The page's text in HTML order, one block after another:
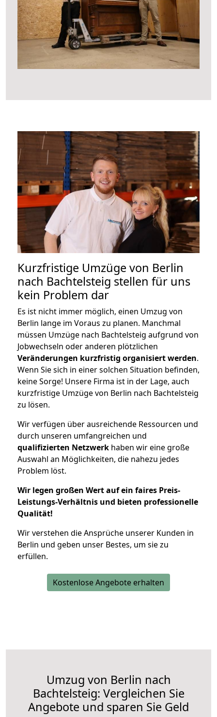
Kurzfristige Umzüge von Berlin
nach Bachtelsteig stellen für uns
kein Problem dar
Es ist nicht immer möglich, einen Umzug von
Berlin lange im Voraus zu planen. Manchmal
müssen Umzüge nach Bachtelsteig aufgrund von
Jobwechseln oder anderen plötzlichen
Veränderungen kurzfristig organisiert werden.
Wenn Sie sich in einer solchen Situation befinden,
keine Sorge! Unsere Firma ist in der Lage, auch
kurzfristige Umzüge von Berlin nach Bachtelsteig
zu lösen.
Wir verfügen über ausreichende Ressourcen und
durch unseren umfangreichen und
qualifizierten Netzwerk haben wir eine große
Auswahl an Möglichkeiten, die nahezu jedes
Problem löst.
Wir legen großen Wert auf ein faires Preis-
Leistungs-Verhältnis und bieten professionelle
Qualität!
Wir verstehen die Ansprüche unserer Kunden in
Berlin und geben unser Bestes, um sie zu
erfüllen.
Kostenlose Angebote erhalten
Umzug von Berlin nach
Bachtelsteig: Vergleichen Sie
Angebote und sparen Sie Geld